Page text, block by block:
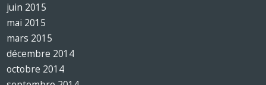
juin 2015
mai 2015
mars 2015
décembre 2014
octobre 2014